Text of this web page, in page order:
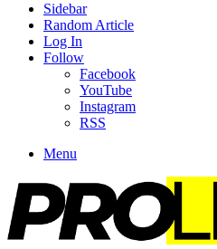
Sidebar
Random Article
Log In
Follow
Facebook
YouTube
Instagram
RSS
Menu